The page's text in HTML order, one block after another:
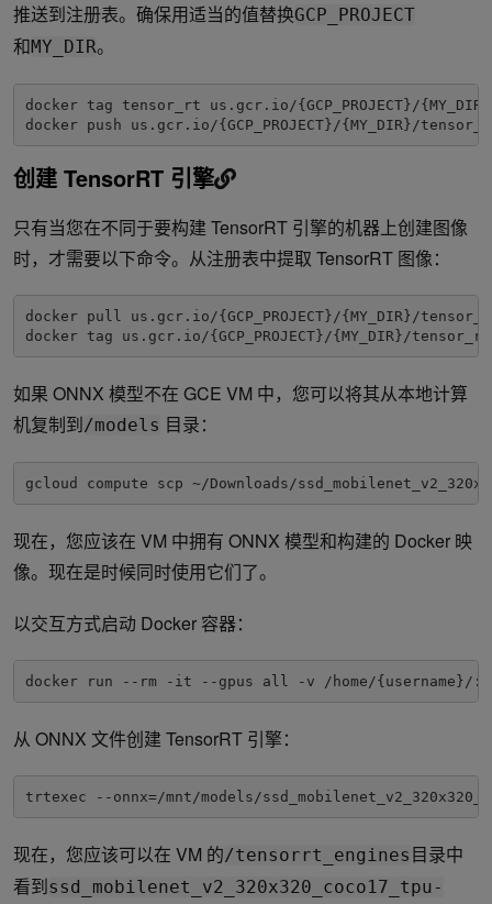
推送到注册表。确保用适当的值替换GCP_PROJECT
和MY_DIR。
docker tag tensor_rt us.gcr.io/{GCP_PROJECT}/
docker push us.gcr.io/{GCP_PROJECT}/{MY_DIR}/
创建 TensorRT 引擎
只有当您在不同于要构建 TensorRT 引擎的机器上创建图像
时，才需要以下命令。从注册表中提取 TensorRT 图像：
docker pull us.gcr.io/{GCP_PROJECT}/{MY_DIR}/
docker tag us.gcr.io/{GCP_PROJECT}/{MY_DIR}/
如果 ONNX 模型不在 GCE VM 中，您可以将其从本地计算
机复制到/models 目录：
gcloud compute scp ~/Downloads/
现在，您应该在 VM 中拥有 ONNX 模型和构建的 Docker 映
像。现在是时候同时使用它们了。
以交互方式启动 Docker 容器：
docker run --rm -it --gpus all -v /home/{username}/:/
从 ONNX 文件创建 TensorRT 引擎：
trtexec --onnx=/mnt/models/
现在，您应该可以在 VM 的/tensorrt_engines 目录中
看到ssd_mobilenet_v2_320x320_coco17_tpu-